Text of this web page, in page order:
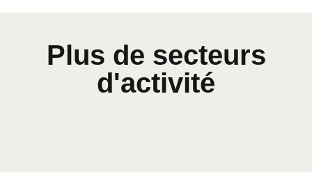
Plus de secteurs
d'activité